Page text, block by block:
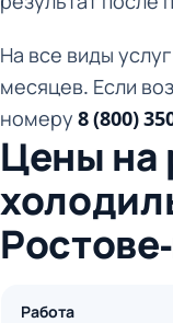
На все виды
месяцев. Если
номеру 8 (800)
Цены на
Работа